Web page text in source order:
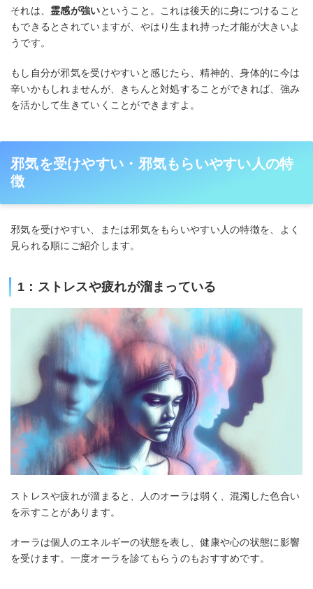
それは、 霊感が強いということ。これは後天的に身につけること
もできるとされていますが、やはり生まれ持った才能が大きいよ
うです。
もし自分が邪気を受けやすいと感じたら、精神的、身体的に今は
辛いかもしれませんが、きちんと対処することができれば、強み
を活かして生きていくことができますよ。
邪気を受けやすい・邪気もらいやすい人の特
徴
邪気を受けやすい、または邪気をもらいやすい人の特徴を、よく
見られる順にご紹介します。
1：ストレスや疲れが溜まっている
ストレスや疲れが溜まると、人のオーラは弱く、混濁した色合い
を示すことがあります。
オーラは個人のエネルギーの状態を表し、健康や心の状態に影響
を受けます。一度オーラを診てもらうのもおすすめです。